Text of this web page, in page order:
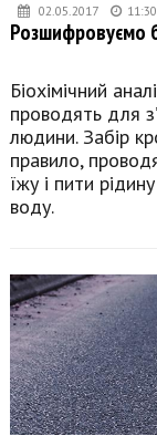
02.05.2017 11:30
Розшифровуємо
Біохімічний
проводять для
людини. Забір
правило,
їжу і пити
воду.